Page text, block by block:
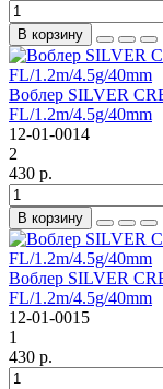
В корзину
Воблер SILVER
FL/1.2m/4.5g/40mm
12-01-0014
2
430 р.
В корзину
Воблер SILVER
FL/1.2m/4.5g/40mm
12-01-0015
1
430 р.